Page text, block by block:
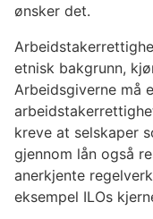
ønsker det.
etnisk bakgrunn,
Arbeidsgiverne må
kreve at selskaper
gjennom lån også
anerkjente
eksempel ILOs